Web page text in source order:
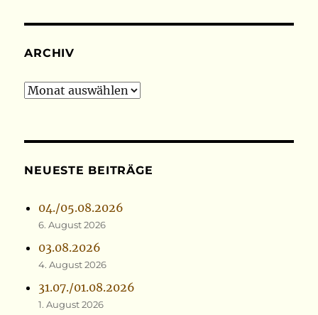
ARCHIV
Archiv
NEUESTE BEITRÄGE
04./05.08.2026
6. August 2026
03.08.2026
4. August 2026
31.07./01.08.2026
1. August 2026